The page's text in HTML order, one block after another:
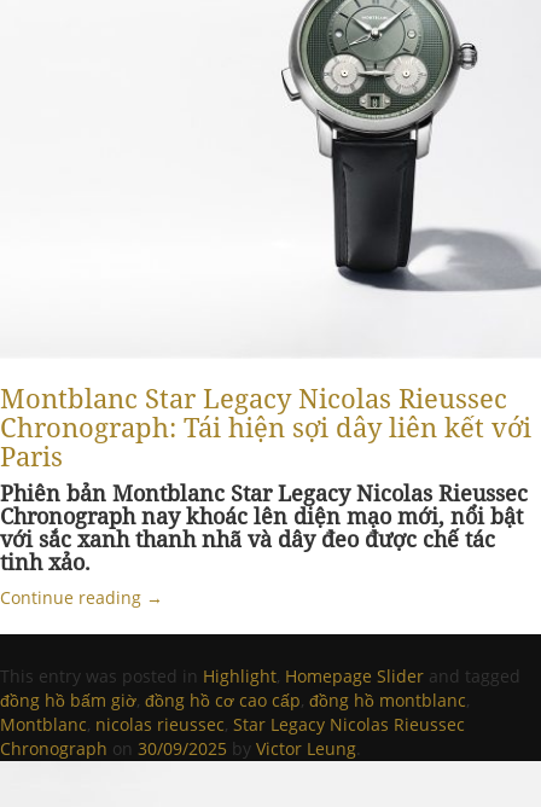
Montblanc Star Legacy Nicolas Rieussec
Chronograph: Tái hiện sợi dây liên kết với
Paris
Phiên bản Montblanc Star Legacy Nicolas Rieussec
Chronograph nay khoác lên diện mạo mới, nổi bật
với sắc xanh thanh nhã và dây đeo được chế tác
tinh xảo.
Continue reading →
This entry was posted in Highlight, Homepage Slider and tagged
đồng hồ bấm giờ, đồng hồ cơ cao cấp, đồng hồ montblanc,
Montblanc, nicolas rieussec, Star Legacy Nicolas Rieussec
Chronograph on 30/09/2025 by Victor Leung.